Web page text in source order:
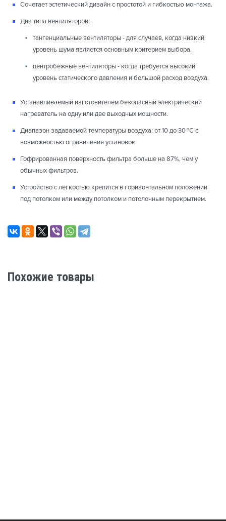
Сочетает эстетический дизайн с простотой и гибкостью монтажа.
Два типа вентиляторов:
тангенциальные вентиляторы - для случаев, когда низкий
уровень шума является основным критерием выбора.
центробежные вентиляторы - когда требуется высокий
уровень статического давления и большой расход воздуха.
Устанавливаемый изготовителем безопасный электрический
нагреватель на одну или две выходных мощности.
Диапазон задаваемой температуры воздуха: от 10 до 30 °С с
возможностью ограничения установок.
Гофрированная поверхность фильтра больше на 87%, чем у
обычных фильтров.
Устройство с легкостью крепится в горизонтальном положении
под потолком или между потолком и потолочным перекрытием.
Похожие товары